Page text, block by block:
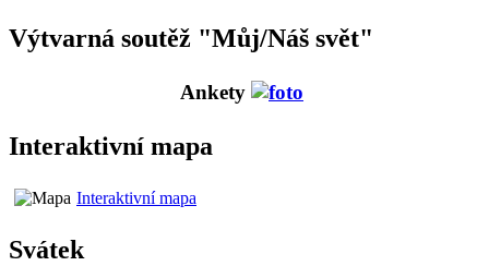
Výtvarná soutěž "Můj/Náš svět"
Ankety
Interaktivní mapa
Interaktivní mapa
Svátek